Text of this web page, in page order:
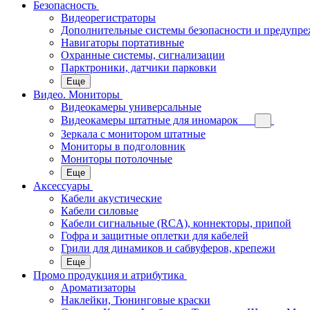
Безопасность
Видеорегистраторы
Дополнительные системы безопасности и
Навигаторы портативные
Охранные системы, сигнализации
Парктроники, датчики парковки
Еще
Видео. Мониторы
Видеокамеры универсальные
Видеокамеры штатные для иномарок
Зеркала с монитором штатные
Мониторы в подголовник
Мониторы потолочные
Еще
Аксессуары
Кабели акустические
Кабели силовые
Кабели сигнальные (RCA), коннекторы, припой
Гофра и защитные оплетки для кабелей
Грили для динамиков и сабвуферов, крепежи
Еще
Промо продукция и атрибутика
Ароматизаторы
Наклейки, Тюнинговые краски